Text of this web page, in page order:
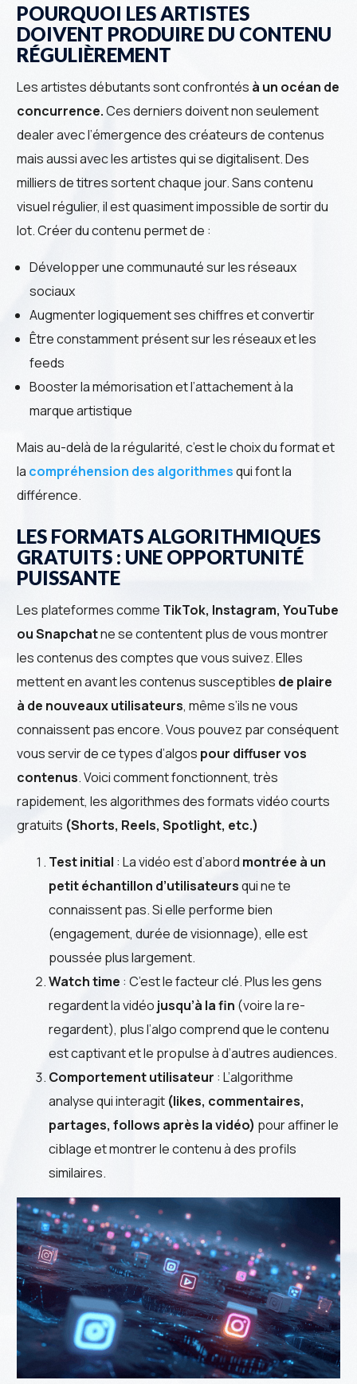
POURQUOI LES ARTISTES
DOIVENT PRODUIRE DU CONTENU
RÉGULIÈREMENT
Les artistes débutants sont confrontés à un océan de
concurrence.Ces derniers doivent non seulement
dealer avec l’émergence des créateurs de contenus
mais aussi avec les artistes qui se digitalisent. Des
milliers de titres sortent chaque jour. Sans contenu
visuel régulier, il est quasiment impossible de sortir du
lot. Créer du contenu permet de :
Développer une communauté sur les réseaux
sociaux
Augmenter logiquement ses chiffres et convertir
Être constamment présent sur les réseaux et les
feeds
Booster la mémorisation et l’attachement à la
marque artistique
Mais au-delà de la régularité, c’est le choix du format et
la compréhension des algorithmesqui font la
différence.
LES FORMATS ALGORITHMIQUES
GRATUITS : UNE OPPORTUNITÉ
PUISSANTE
Les plateformes comme TikTok, Instagram, YouTube
ou Snapchatne se contentent plus de vous montrer
les contenus des comptes que vous suivez. Elles
mettent en avant les contenus susceptibles de plaire
à de nouveaux utilisateurs, même s’ils ne vous
connaissent pas encore. Vous pouvez par conséquent
vous servir de ce types d’algos pour diffuser vos
contenus. Voici comment fonctionnent, très
rapidement, les algorithmes des formats vidéo courts
gratuits (Shorts, Reels, Spotlight, etc.)
Test initial : La vidéo est d’abord montrée à un
petit échantillon d’utilisateursqui ne te
connaissent pas. Si elle performe bien
(engagement, durée de visionnage), elle est
poussée plus largement.
Watch time : C’est le facteur clé. Plus les gens
regardent la vidéo jusqu’à la fin (voire la re-
regardent), plus l’algo comprend que le contenu
est captivant et le propulse à d’autres audiences.
Comportement utilisateur : L’algorithme
analyse qui interagit (likes, commentaires,
partages, follows après la vidéo) pour affiner le
ciblage et montrer le contenu à des profils
similaires.